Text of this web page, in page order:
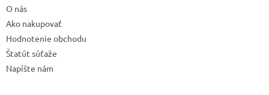
O nás
Ako nakupovať
Hodnotenie obchodu
Štatút súťaže
Napíšte nám